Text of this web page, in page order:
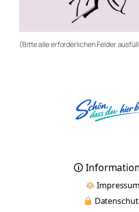
(Bitte alle erforderlichen Felder
🛈
Impressum